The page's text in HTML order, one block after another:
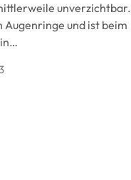
unverzichtbar.
und ist beim